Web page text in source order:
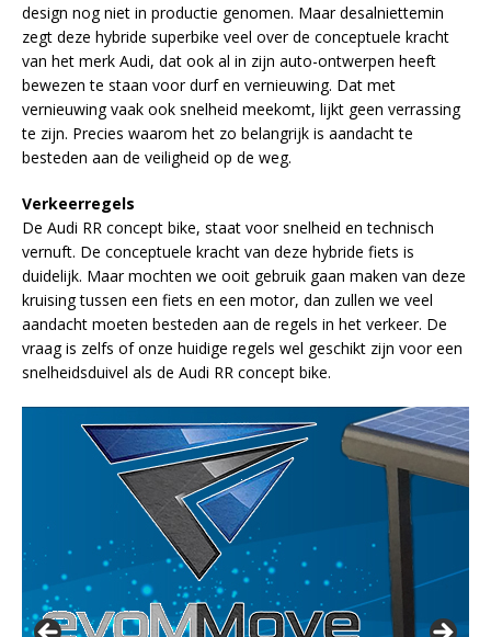
design nog niet in productie genomen. Maar desalniettemin
zegt deze hybride superbike veel over de conceptuele kracht
van het merk Audi, dat ook al in zijn auto-ontwerpen heeft
bewezen te staan voor durf en vernieuwing. Dat met
vernieuwing vaak ook snelheid meekomt, lijkt geen verrassing
te zijn. Precies waarom het zo belangrijk is aandacht te
besteden aan de veiligheid op de weg.
Verkeerregels
De Audi RR concept bike, staat voor snelheid en technisch
vernuft. De conceptuele kracht van deze hybride fiets is
duidelijk. Maar mochten we ooit gebruik gaan maken van deze
kruising tussen een fiets en een motor, dan zullen we veel
aandacht moeten besteden aan de regels in het verkeer. De
vraag is zelfs of onze huidige regels wel geschikt zijn voor een
snelheidsduivel als de Audi RR concept bike.